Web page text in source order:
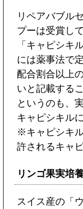
リペアバブル
プーは受賞し
「キャピシキ
には薬事法で
配合割合以上
いと記載する
というのも、
キャピシキル
※キャピシキ
許されるキャ
リンゴ果実培
スイス産の「